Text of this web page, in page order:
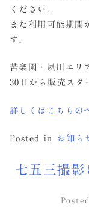
ください。
また利用可能期間
す。
苦楽園・夙川エリ
30日から販売スタ
詳しくはこちらの
Posted in お知ら
七五三撮